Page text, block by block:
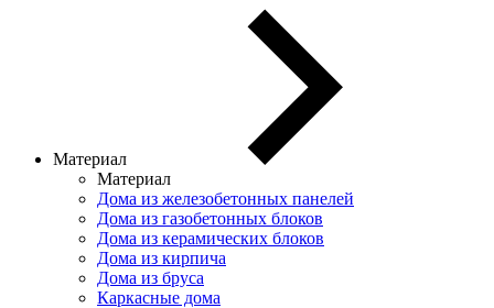
Материал
Материал
Дома из железобетонных панелей
Дома из газобетонных блоков
Дома из керамических блоков
Дома из кирпича
Дома из бруса
Каркасные дома